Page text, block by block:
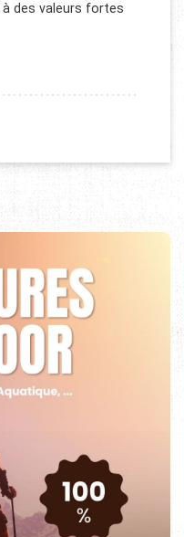
à des valeurs fortes
SUR FRANCE INTER